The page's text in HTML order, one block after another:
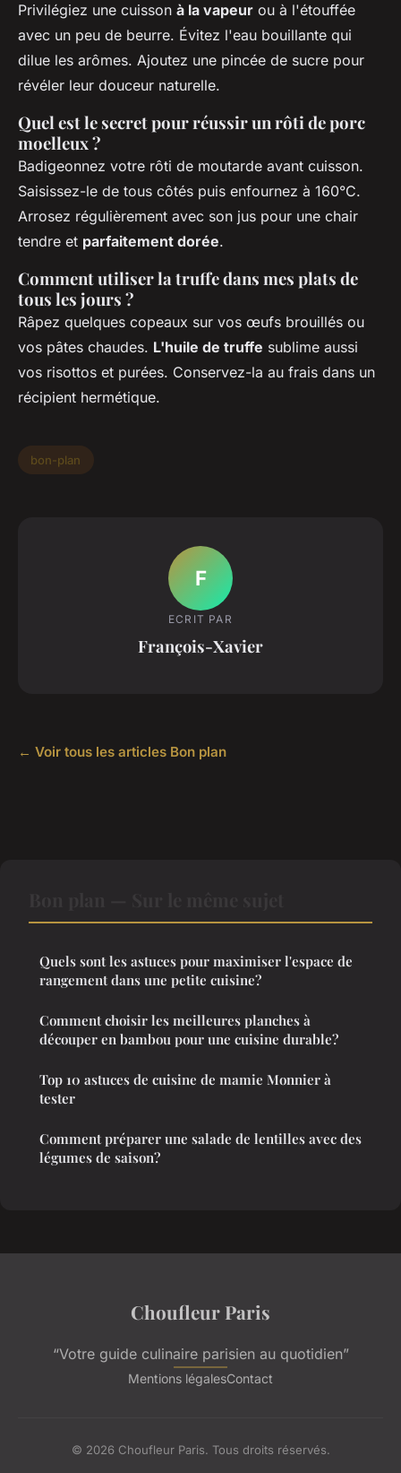
Privilégiez une cuisson à la vapeur ou à l'étouffée
avec un peu de beurre. Évitez l'eau bouillante qui
dilue les arômes. Ajoutez une pincée de sucre pour
révéler leur douceur naturelle.
Quel est le secret pour réussir un rôti de porc
moelleux ?
Badigeonnez votre rôti de moutarde avant cuisson.
Saisissez-le de tous côtés puis enfournez à 160°C.
Arrosez régulièrement avec son jus pour une chair
tendre et parfaitement dorée.
Comment utiliser la truffe dans mes plats de
tous les jours ?
Râpez quelques copeaux sur vos œufs brouillés ou
vos pâtes chaudes. L'huile de truffe sublime aussi
vos risottos et purées. Conservez-la au frais dans un
récipient hermétique.
bon-plan
F
ECRIT PAR
François-Xavier
← Voir tous les articles Bon plan
Quels sont les astuces pour maximiser l'espace de
rangement dans une petite cuisine?
Comment choisir les meilleures planches à
découper en bambou pour une cuisine durable?
Top 10 astuces de cuisine de mamie Monnier à
tester
Comment préparer une salade de lentilles avec des
légumes de saison?
Choufleur Paris
“Votre guide culinaire parisien au quotidien”
Mentions légalesContact
© 2026 Choufleur Paris. Tous droits réservés.